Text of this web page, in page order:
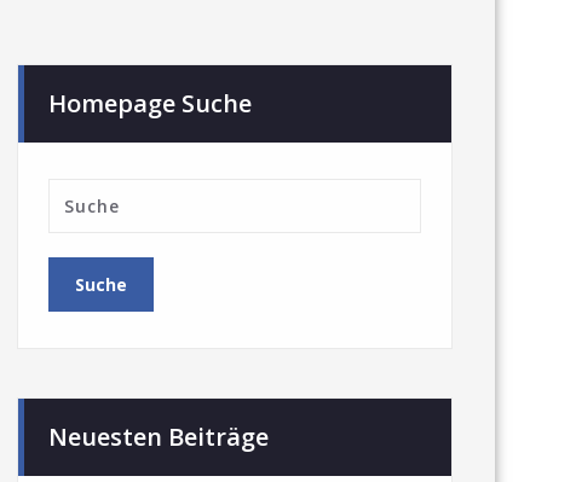
Homepage Suche
Neuesten Beiträge